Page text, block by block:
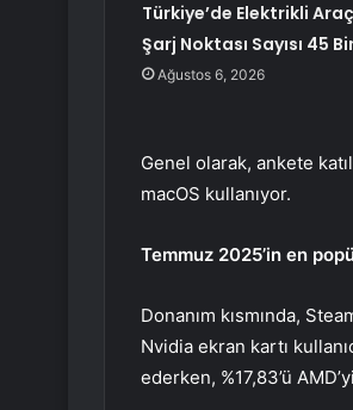
Türkiye’de Elektrikli
Şarj Noktası Sayısı 45
Ağustos 6, 2026
Genel olarak, ankete
macOS kullanıyor.
Temmuz 2025’in en
Donanım kısmında,
Nvidia ekran kartı
ederken, %17,83’ü